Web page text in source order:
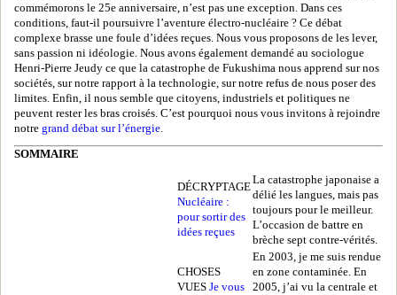
commémorons le 25e anniversaire, n’est pas une exception. Dans ces
conditions, faut-il poursuivre l’aventure électro-nucléaire ? Ce débat
complexe brasse une foule d’idées reçues. Nous vous proposons de les lever,
sans passion ni idéologie. Nous avons également demandé au sociologue
Henri-Pierre Jeudy ce que la catastrophe de Fukushima nous apprend sur nos
sociétés, sur notre rapport à la technologie, sur notre refus de nous poser des
limites. Enfin, il nous semble que citoyens, industriels et politiques ne
peuvent rester les bras croisés. C’est pourquoi nous vous invitons à rejoindre
notre grand débat sur l’énergie.
SOMMAIRE
DÉCRYPTAGE
Nucléaire :
pour sortir des
idées reçues
La catastrophe japonaise a
délié les langues, mais pas
toujours pour le meilleur.
L’occasion de battre en
brèche sept contre-vérités.
CHOSES
VUES Je vous
En 2003, je me suis rendue
en zone contaminée. En
2005, j’ai vu la centrale et